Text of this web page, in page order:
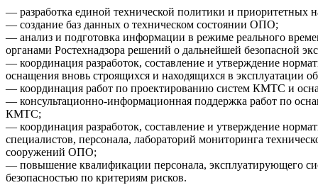
— разработка единой технической политики и
— создание баз данных о техническом состоянии ОПО;
— анализ и подготовка информации в режиме реального
органами Ростехнадзора решений о дальнейшей безопасной
— координация разработок, составление и утверждение
оснащения вновь строящихся и находящихся в эксплуатации
— координация работ по проектированию систем КМТС и
— консультационно-информационная поддержка работ по
КМТС;
— координация разработок, составление и утверждение
специалистов, персонала, лабораторий мониторинга
сооружений ОПО;
— повышение квалификации персонала, эксплуатирующего
безопасностью по критериям рисков.